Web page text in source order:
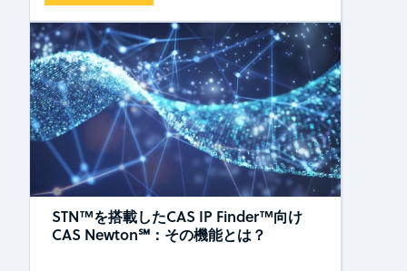
STN™を搭載したCAS IP Finder™向け
CAS Newton℠：その機能とは？